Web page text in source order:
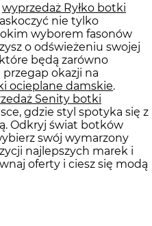
wyprzedaż Ryłko botki
nie tylko
wyborem fasonów
o odświeżeniu swojej
będą zarówno
okazji na
ocieplane damskie.
Senity botki
gdzie styl spotyka się z
Odkryj świat botków
swój wymarzony
najlepszych marek i
oferty i ciesz się modą